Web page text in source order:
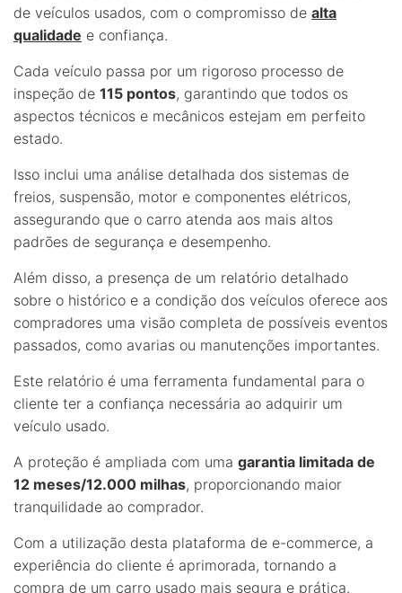
de veículos usados, com o compromisso de alta
qualidade e confiança.
Cada veículo passa por um rigoroso processo de
inspeção de 115 pontos, garantindo que todos os
aspectos técnicos e mecânicos estejam em perfeito
estado.
Isso inclui uma análise detalhada dos sistemas de
freios, suspensão, motor e componentes elétricos,
assegurando que o carro atenda aos mais altos
padrões de segurança e desempenho.
Além disso, a presença de um relatório detalhado
sobre o histórico e a condição dos veículos oferece aos
compradores uma visão completa de possíveis eventos
passados, como avarias ou manutenções importantes.
Este relatório é uma ferramenta fundamental para o
cliente ter a confiança necessária ao adquirir um
veículo usado.
A proteção é ampliada com uma garantia limitada de
12 meses/12.000 milhas, proporcionando maior
tranquilidade ao comprador.
Com a utilização desta plataforma de e-commerce, a
experiência do cliente é aprimorada, tornando a
compra de um carro usado mais segura e prática.